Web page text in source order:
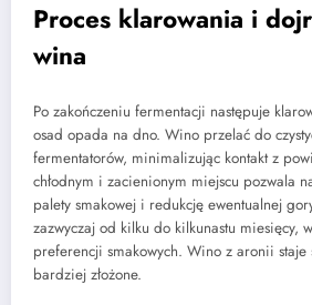
Proces klarowania i
wina
Po zakończeniu fermentacji następuje
osad opada na dno. Wino przelać do
fermentatorów, minimalizując kontakt z
chłodnym i zacienionym miejscu pozwala
palety smakowej i redukcję ewentualnej
zazwyczaj od kilku do kilkunastu miesięcy,
preferencji smakowych. Wino z aronii staje
bardziej złożone.